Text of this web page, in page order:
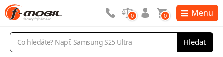
Vyhledávání
Hledat
0 0 Menu